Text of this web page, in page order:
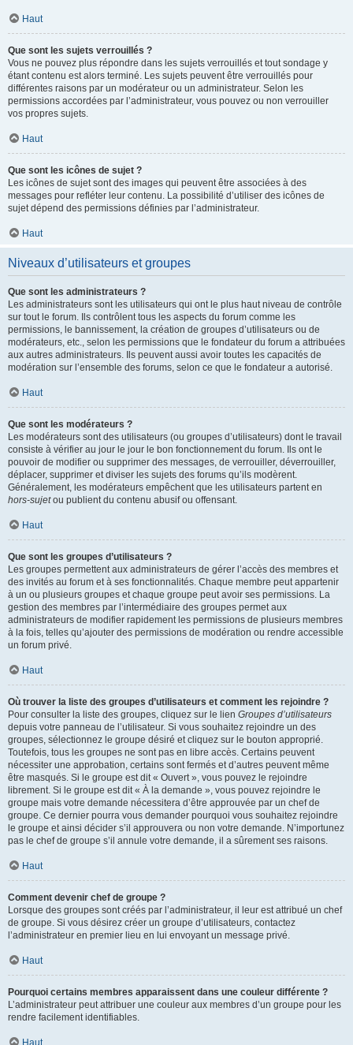
Haut
Que sont les sujets verrouillés ?
Vous ne pouvez plus répondre dans les sujets verrouillés et tout sondage y
étant contenu est alors terminé. Les sujets peuvent être verrouillés pour
différentes raisons par un modérateur ou un administrateur. Selon les
permissions accordées par l’administrateur, vous pouvez ou non verrouiller
vos propres sujets.
Haut
Que sont les icônes de sujet ?
Les icônes de sujet sont des images qui peuvent être associées à des
messages pour refléter leur contenu. La possibilité d’utiliser des icônes de
sujet dépend des permissions définies par l’administrateur.
Haut
Niveaux d’utilisateurs et groupes
Que sont les administrateurs ?
Les administrateurs sont les utilisateurs qui ont le plus haut niveau de contrôle
sur tout le forum. Ils contrôlent tous les aspects du forum comme les
permissions, le bannissement, la création de groupes d’utilisateurs ou de
modérateurs, etc., selon les permissions que le fondateur du forum a attribuées
aux autres administrateurs. Ils peuvent aussi avoir toutes les capacités de
modération sur l’ensemble des forums, selon ce que le fondateur a autorisé.
Haut
Que sont les modérateurs ?
Les modérateurs sont des utilisateurs (ou groupes d’utilisateurs) dont le travail
consiste à vérifier au jour le jour le bon fonctionnement du forum. Ils ont le
pouvoir de modifier ou supprimer des messages, de verrouiller, déverrouiller,
déplacer, supprimer et diviser les sujets des forums qu’ils modèrent.
Généralement, les modérateurs empêchent que les utilisateurs partent en
hors-sujetou publient du contenu abusif ou offensant.
Haut
Que sont les groupes d’utilisateurs ?
Les groupes permettent aux administrateurs de gérer l’accès des membres et
des invités au forum et à ses fonctionnalités. Chaque membre peut appartenir
à un ou plusieurs groupes et chaque groupe peut avoir ses permissions. La
gestion des membres par l’intermédiaire des groupes permet aux
administrateurs de modifier rapidement les permissions de plusieurs membres
à la fois, telles qu’ajouter des permissions de modération ou rendre accessible
un forum privé.
Haut
Où trouver la liste des groupes d’utilisateurs et comment les rejoindre ?
Pour consulter la liste des groupes, cliquez sur le lien Groupes d’utilisateurs
depuis votre panneau de l’utilisateur. Si vous souhaitez rejoindre un des
groupes, sélectionnez le groupe désiré et cliquez sur le bouton approprié.
Toutefois, tous les groupes ne sont pas en libre accès. Certains peuvent
nécessiter une approbation, certains sont fermés et d’autres peuvent même
être masqués. Si le groupe est dit « Ouvert », vous pouvez le rejoindre
librement. Si le groupe est dit « À la demande », vous pouvez rejoindre le
groupe mais votre demande nécessitera d’être approuvée par un chef de
groupe. Ce dernier pourra vous demander pourquoi vous souhaitez rejoindre
le groupe et ainsi décider s’il approuvera ou non votre demande. N’importunez
pas le chef de groupe s’il annule votre demande, il a sûrement ses raisons.
Haut
Comment devenir chef de groupe ?
Lorsque des groupes sont créés par l’administrateur, il leur est attribué un chef
de groupe. Si vous désirez créer un groupe d’utilisateurs, contactez
l’administrateur en premier lieu en lui envoyant un message privé.
Haut
Pourquoi certains membres apparaissent dans une couleur différente ?
L’administrateur peut attribuer une couleur aux membres d’un groupe pour les
rendre facilement identifiables.
Haut